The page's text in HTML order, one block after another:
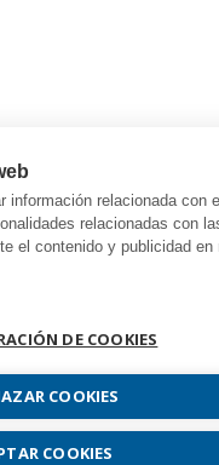
información relacionada con
relacionadas con
el contenido y publicidad
DE COOKIES
COOKIES
COOKIES